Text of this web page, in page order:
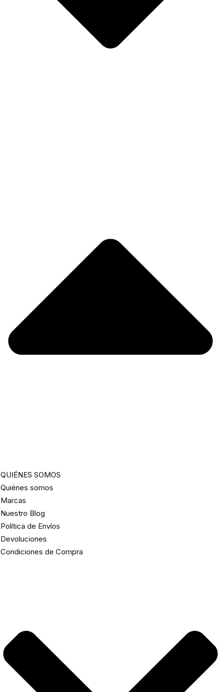
QUIÉNES SOMOS
Quiénes somos
Marcas
Nuestro Blog
Política de Envíos
Devoluciones
Condiciones de Compra